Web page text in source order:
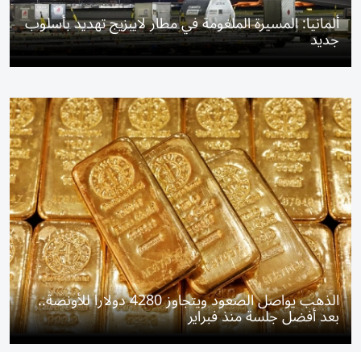
ألمانيا: المسيرة الملغومة في مطار لايبزيج تهديد بأسلوب
جديد
الذهب يواصل الصعود ويتجاوز 4280 دولاراً للأونصة..
بعد أفضل جلسة منذ فبراير